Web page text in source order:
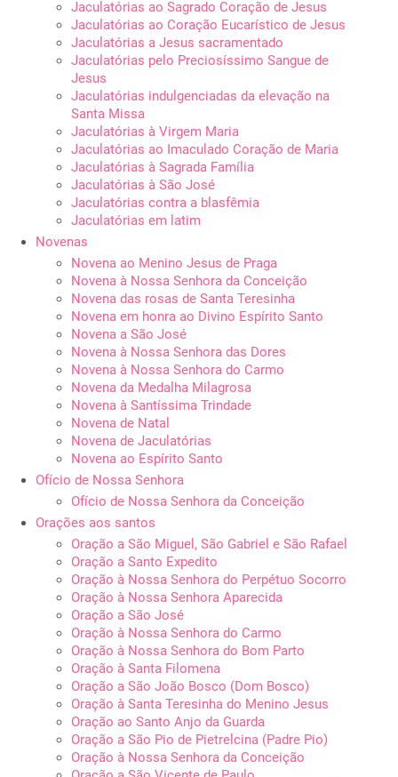
Jaculatórias ao Sagrado Coração de Jesus
Jaculatórias ao Coração Eucarístico de Jesus
Jaculatórias a Jesus sacramentado
Jaculatórias pelo Preciosíssimo Sangue de
Jesus
Jaculatórias indulgenciadas da elevação na
Santa Missa
Jaculatórias à Virgem Maria
Jaculatórias ao Imaculado Coração de Maria
Jaculatórias à Sagrada Família
Jaculatórias à São José
Jaculatórias contra a blasfêmia
Jaculatórias em latim
Novenas
Novena ao Menino Jesus de Praga
Novena à Nossa Senhora da Conceição
Novena das rosas de Santa Teresinha
Novena em honra ao Divino Espírito Santo
Novena a São José
Novena à Nossa Senhora das Dores
Novena à Nossa Senhora do Carmo
Novena da Medalha Milagrosa
Novena à Santíssima Trindade
Novena de Natal
Novena de Jaculatórias
Novena ao Espírito Santo
Ofício de Nossa Senhora
Ofício de Nossa Senhora da Conceição
Orações aos santos
Oração a São Miguel, São Gabriel e São Rafael
Oração a Santo Expedito
Oração à Nossa Senhora do Perpétuo Socorro
Oração à Nossa Senhora Aparecida
Oração a São José
Oração à Nossa Senhora do Carmo
Oração à Nossa Senhora do Bom Parto
Oração à Santa Filomena
Oração a São João Bosco (Dom Bosco)
Oração à Santa Teresinha do Menino Jesus
Oração ao Santo Anjo da Guarda
Oração a São Pio de Pietrelcina (Padre Pio)
Oração à Nossa Senhora da Conceição